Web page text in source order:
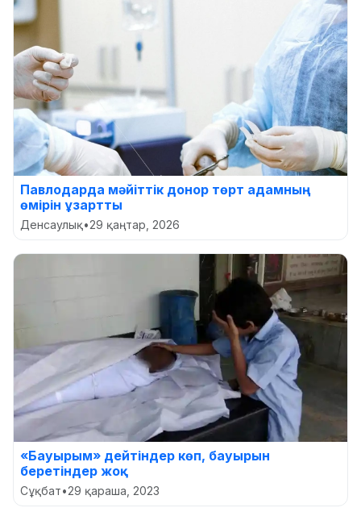
Павлодарда мәйіттік донор төрт адамның
өмірін ұзартты
Денсаулық•29 қаңтар, 2026
«Бауырым» дейтіндер көп, бауырын
беретіндер жоқ
Сұқбат•29 қараша, 2023